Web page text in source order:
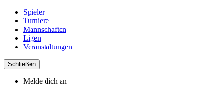
Spieler
Turniere
Mannschaften
Ligen
Veranstaltungen
Schließen
Melde dich an